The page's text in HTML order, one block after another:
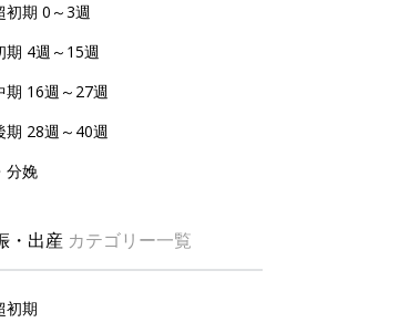
初期 0～3週
期 4週～15週
期 16週～27週
期 28週～40週
分娩
・出産 カテゴリー一覧
初期